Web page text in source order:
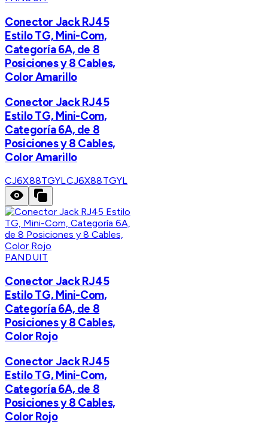
Conector Jack RJ45
Estilo TG, Mini-Com,
Categoría 6A, de 8
Posiciones y 8 Cables,
Color Amarillo
Conector Jack RJ45
Estilo TG, Mini-Com,
Categoría 6A, de 8
Posiciones y 8 Cables,
Color Amarillo
CJ6X88TGYLCJ6X88TGYL
PANDUIT
Conector Jack RJ45
Estilo TG, Mini-Com,
Categoría 6A, de 8
Posiciones y 8 Cables,
Color Rojo
Conector Jack RJ45
Estilo TG, Mini-Com,
Categoría 6A, de 8
Posiciones y 8 Cables,
Color Rojo